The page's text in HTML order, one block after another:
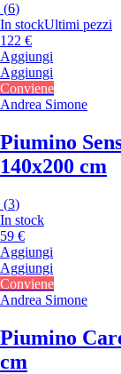
(6)
In stockUltimi pezzi
122 €
Aggiungi
Aggiungi
Conviene
Andrea Simone
Piumino
140x200 cm
(3)
In stock
59 €
Aggiungi
Aggiungi
Conviene
Andrea Simone
Piumino
cm